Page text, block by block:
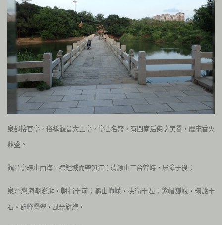
泉郡接官亭，俗稱觀音大士亭，亭古名盛，有閩南活佛之美譽，曆來香火
鼎盛。
觀音亭環山面海，襟鯉城而帶笋江；清源山三台聳峙，屏障于後；
泉州灣海潮澎湃，朝揖于前；龜山峥嵘，拱衛于左；紫帽巍峨，環護于
右。群峰疊翠，風光旖旎，